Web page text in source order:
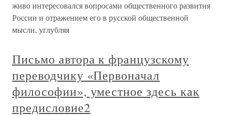
живо интересовался вопросами общественного развития
России и отражением его в русской общественной
мысли, углубляя
Письмо автора к французскому
переводчику «Первоначал
философии», уместное здесь как
предисловие2